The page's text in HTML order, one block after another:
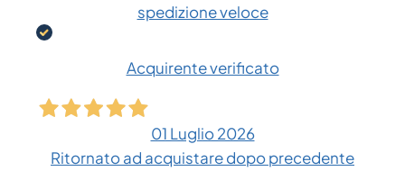
spedizione veloce
Acquirente verificato
01 Luglio 2026
Ritornato ad acquistare dopo precedente